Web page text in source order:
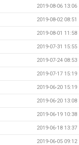
2019-08-06 13:06
2019-08-02 08:51
2019-08-01 11:58
2019-07-31 15:55
2019-07-24 08:53
2019-07-17 15:19
2019-06-20 15:19
2019-06-20 13:08
2019-06-19 10:38
2019-06-18 13:37
2019-06-05 09:12